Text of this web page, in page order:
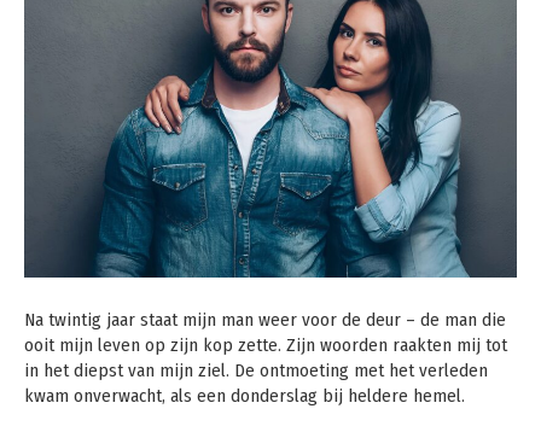
Na twintig jaar staat mijn man weer voor de deur – de man die
ooit mijn leven op zijn kop zette. Zijn woorden raakten mij tot
in het diepst van mijn ziel. De ontmoeting met het verleden
kwam onverwacht, als een donderslag bij heldere hemel.